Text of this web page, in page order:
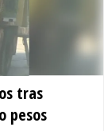
tras
pesos